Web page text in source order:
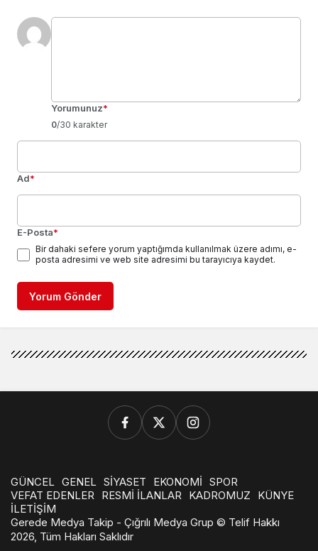
Yorumunuz*
0/30 karakter
Ad*
E-Posta*
Bir dahaki sefere yorum yaptığımda kullanılmak üzere adımı, e-
posta adresimi ve web site adresimi bu tarayıcıya kaydet.
Yorum Gönder
GÜNCEL GENEL SİYASET EKONOMİ SPOR
VEFAT EDENLER RESMİ İLANLAR KADROMUZ
KÜNYE
İLETİŞİM
Gerede Medya Takip - Çığrılı Medya Grup © Telif Hakkı
2026, Tüm Hakları Saklıdır